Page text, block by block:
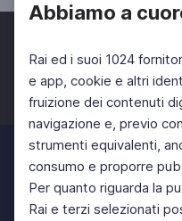
Abbiamo a
Rai ed i suoi 1024
e app, cookie e altri
fruizione dei contenuti
navigazione e, previo
strumenti equivalenti,
consumo e proporre
Per quanto riguarda la
Rai e terzi selezionati
Facebook